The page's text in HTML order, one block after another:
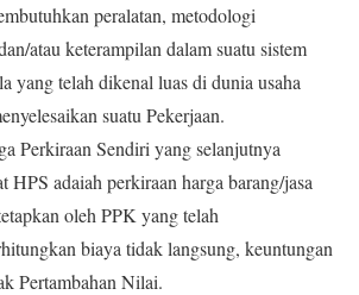
peralatan, metodologi
atau keterampilan dalam suatu sistem
yang telah dikenal luas di dunia usaha
suatu Pekerjaan.
Perkiraan Sendiri yang selanjutnya
HPS adaiah perkiraan harga barang/jasa
oleh PPK yang telah
biaya tidak langsung, keuntungan
Pertambahan Nilai.